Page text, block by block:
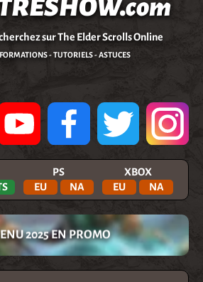
sur The Elder Scrolls Online
- TUTORIELS - ASTUCES
PS
EU
NA
XBOX
EU
NA
2025 EN PROMO